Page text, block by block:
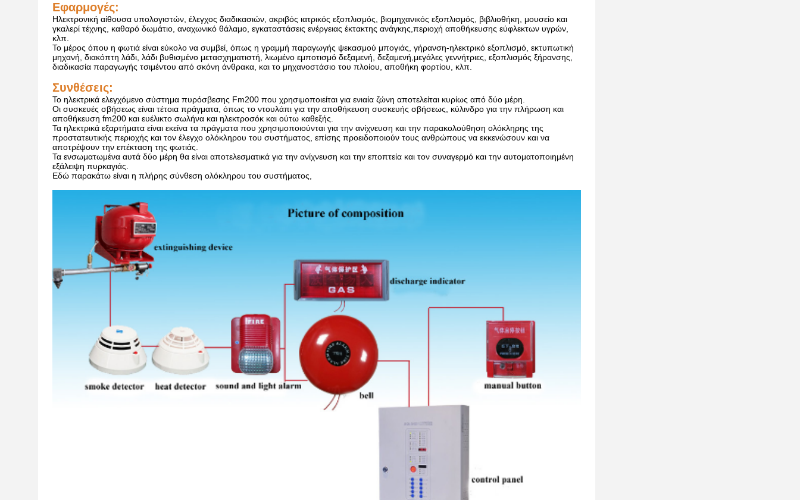
Εφαρμογές:
Ηλεκτρονική αίθουσα υπολογιστών, έλεγχος διαδικασιών, ακριβός ιατρικός εξοπλισμός, βιομηχανικός εξοπλισμός, βιβλιοθήκη, μουσείο και
γκαλερί τέχνης, καθαρό δωμάτιο, αναχωνικό θάλαμο, εγκαταστάσεις ενέργειας έκτακτης ανάγκης,περιοχή αποθήκευσης εύφλεκτων υγρών,
κλπ.
Το μέρος όπου η φωτιά είναι εύκολο να συμβεί, όπως η γραμμή παραγωγής ψεκασμού μπογιάς, γήρανση-ηλεκτρικό εξοπλισμό, εκτυπωτική
μηχανή, διακόπτη λάδι, λάδι βυθισμένο μετασχηματιστή, λιωμένο εμποτισμό δεξαμενή, δεξαμενή,μεγάλες γεννήτριες, εξοπλισμός ξήρανσης,
διαδικασία παραγωγής τσιμέντου από σκόνη άνθρακα, και το μηχανοστάσιο του πλοίου, αποθήκη φορτίου, κλπ.
Συνθέσεις:
Το ηλεκτρικά ελεγχόμενο σύστημα πυρόσβεσης Fm200 που χρησιμοποιείται για ενιαία ζώνη αποτελείται κυρίως από δύο μέρη.
Οι συσκευές σβήσεως είναι τέτοια πράγματα, όπως το ντουλάπι για την αποθήκευση συσκευής σβήσεως, κύλινδρο για την πλήρωση και
αποθήκευση fm200 και ευέλικτο σωλήνα και ηλεκτροσόκ και ούτω καθεξής.
Τα ηλεκτρικά εξαρτήματα είναι εκείνα τα πράγματα που χρησιμοποιούνται για την ανίχνευση και την παρακολούθηση ολόκληρης της
προστατευτικής περιοχής και τον έλεγχο ολόκληρου του συστήματος, επίσης προειδοποιούν τους ανθρώπους να εκκενώσουν και να
αποτρέψουν την επέκταση της φωτιάς.
Τα ενσωματωμένα αυτά δύο μέρη θα είναι αποτελεσματικά για την ανίχνευση και την εποπτεία και τον συναγερμό και την αυτοματοποιημένη
εξάλειψη πυρκαγιάς.
Εδώ παρακάτω είναι η πλήρης σύνθεση ολόκληρου του συστήματος,